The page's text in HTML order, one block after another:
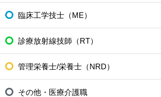
臨床工学技士（ME）
診療放射線技師（RT）
管理栄養士/栄養士（NRD）
その他・医療介護職